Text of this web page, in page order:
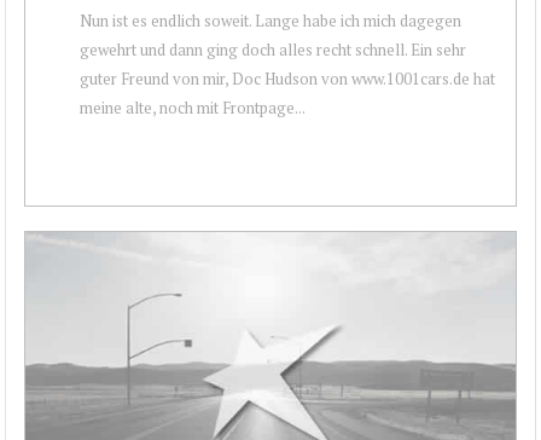
Nun ist es endlich soweit. Lange habe ich mich dagegen
gewehrt und dann ging doch alles recht schnell. Ein sehr
guter Freund von mir, Doc Hudson von www.1001cars.de hat
meine alte, noch mit Frontpage...